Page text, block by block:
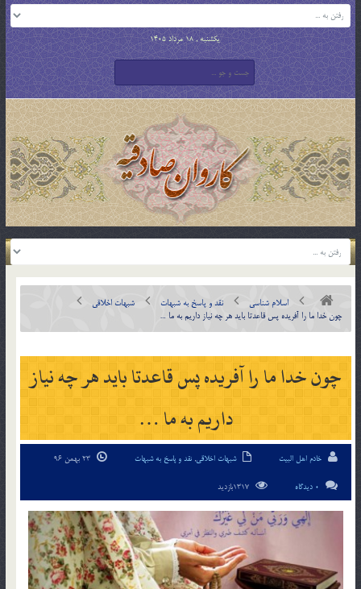
یکشنبه , 18 مرداد 1405
اسلام شناسی نقد و پاسخ به شبهات
شبهات اخلاقی
چون خدا ما را آفريده پس قاعدتا بايد هر چه نياز داريم به ما …
چون خدا ما را آفريده پس قاعدتا بايد هر چه نياز
داريم به ما …
خادم اهل البیت شبهات اخلاقی, نقد و پاسخ به شبهات
0 دیدگاه